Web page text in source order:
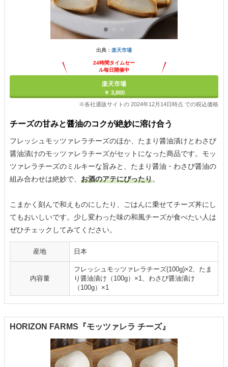
出典： 楽天市場
24時間タイムセー
ル毎日開催中
楽天市場
￥ 3,800
※各社通販サイトの 2024年12月14日時点 での税込価格
チーズの甘みと醤油のコクが絶妙に溶け合う
フレッシュモッツァレラチーズのほか、たまり醤油漬けとわさび
醤油漬けのモッツァレラチーズがセットになった商品です。モッ
ツァレラチーズのミルキーな旨みと、たまり醤油・わさび醤油の
組み合わせは絶妙で、 お酒のアテにぴったり。
こまかく刻んで和えものにしたり、ごはんに乗せてチーズ丼にし
てもおいしいです。少し変わった味の和風チーズが食べたい人は
ぜひチェックしてみてください。
産地 日本
内容量
フレッシュモッツァレラチーズ(100g)×2、たま
り醤油漬け（100g）×1、わさび醤油漬け
（100g）×1
HORIZON FARMS『モッツァレラ チーズ』